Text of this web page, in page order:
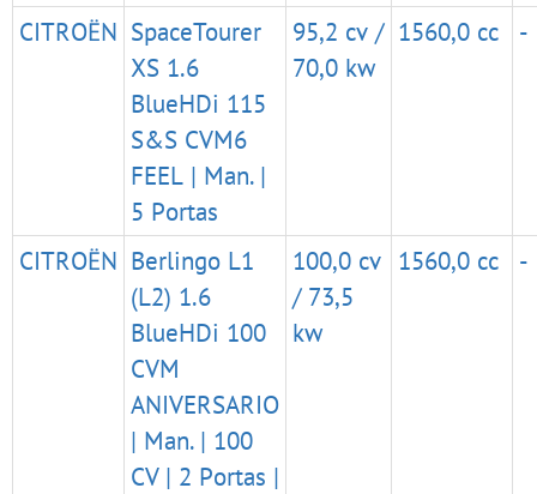
CITROËN SpaceTourer
XS 1.6
BlueHDi 115
S&S CVM6
FEEL | Man. |
5 Portas
95,2 cv /
70,0 kw
1560,0 cc -
CITROËN Berlingo L1
(L2) 1.6
BlueHDi 100
CVM
ANIVERSARIO
| Man. | 100
CV | 2 Portas |
100,0 cv
/ 73,5
kw
1560,0 cc -